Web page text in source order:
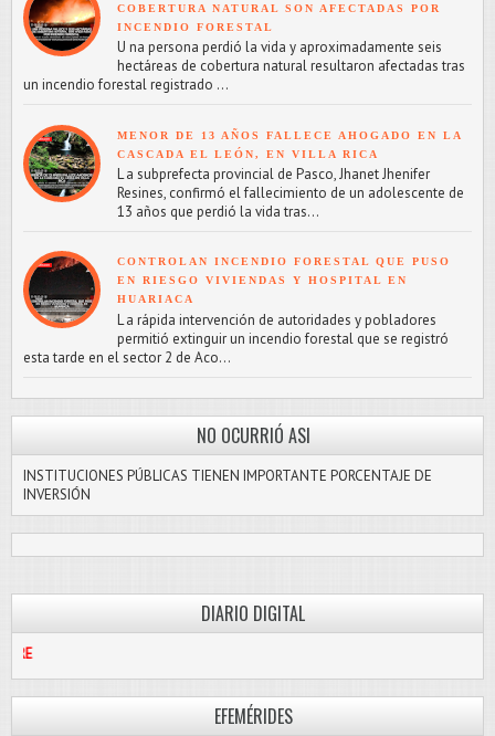
COBERTURA NATURAL SON AFECTADAS POR
INCENDIO FORESTAL
U na persona perdió la vida y aproximadamente seis
hectáreas de cobertura natural resultaron afectadas tras
un incendio forestal registrado ...
MENOR DE 13 AÑOS FALLECE AHOGADO EN LA
CASCADA EL LEÓN, EN VILLA RICA
L a subprefecta provincial de Pasco, Jhanet Jhenifer
Resines, confirmó el fallecimiento de un adolescente de
13 años que perdió la vida tras...
CONTROLAN INCENDIO FORESTAL QUE PUSO
EN RIESGO VIVIENDAS Y HOSPITAL EN
HUARIACA
L a rápida intervención de autoridades y pobladores
permitió extinguir un incendio forestal que se registró
esta tarde en el sector 2 de Aco...
NO OCURRIÓ ASI
INSTITUCIONES PÚBLICAS TIENEN IMPORTANTE PORCENTAJE DE
INVERSIÓN
DIARIO DIGITAL
EFEMÉRIDES